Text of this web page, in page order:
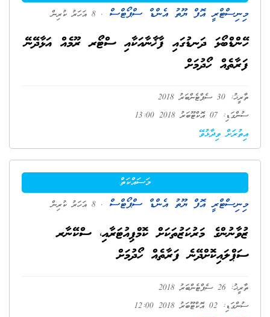
މިނިސްޓްރީ އޮފް ޔޫތު އެންޑް ސްޕޯޓްސް . 8 އަހަރު ކުރިން
ހޭންޑްބޯޅަ ދަނޑުގައި ފާޚާނާއަކާއި ސްޓޯރ ރޫމެއް އަޅާދޭނޭ
ފަރާތެއް ހޯދުމަށް
ތާރީޚު: 30 ސެޕްޓެންބަރު 2018
ސުންގަޑި: 07 އޮކްޓޫބަރު 2018 13:00
އިތުރަށް ވިދާޅުވޭ
މަސައްކަތް
މިނިސްޓްރީ އޮފް ޔޫތު އެންޑް ސްޕޯޓްސް . 8 އަހަރު ކުރިން
ޒުވާނުންގެ މަރުކަޒުތަކަށް ކޮމްޕިއުޓަރާއި، ސްކޭނާރ
ސަޕްލައިކޮށްދޭނެ ފަރާތެއް ހޯދުމަށް
ތާރީޚު: 26 ސެޕްޓެންބަރު 2018
ސުންގަޑި: 02 އޮކްޓޫބަރު 2018 12:00